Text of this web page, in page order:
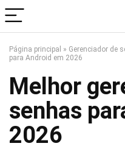
Página principal » Gerenciador de
para Android em 2026
Melhor
senhas
2026